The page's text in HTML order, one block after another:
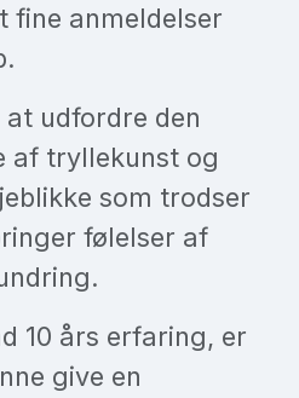
fine anmeldelser
udfordre den
af tryllekunst og
som trodser
følelser af
10 års erfaring, er
give en